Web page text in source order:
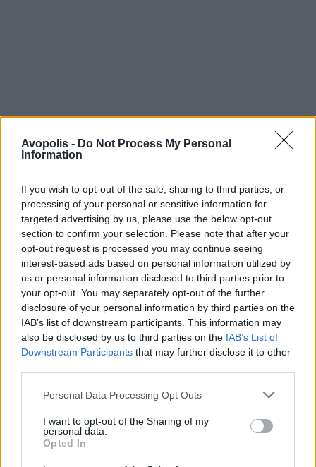
Avopolis - Do Not Process My Personal
Information
If you wish to opt-out of the sale, sharing to third parties, or
processing of your personal or sensitive information for
targeted advertising by us, please use the below opt-out
section to confirm your selection. Please note that after your
opt-out request is processed you may continue seeing
interest-based ads based on personal information utilized by
us or personal information disclosed to third parties prior to
your opt-out. You may separately opt-out of the further
disclosure of your personal information by third parties on the
IAB’s list of downstream participants. This information may
also be disclosed by us to third parties on the IAB’s List of
Downstream Participants that may further disclose it to other
Personal Data Processing Opt Outs
I want to opt-out of the Sharing of my
personal data.
Opted In